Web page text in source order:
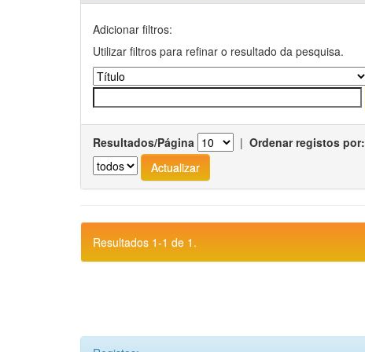
Adicionar filtros:
Utilizar filtros para refinar o resultado da pesquisa.
Resultados/Página | Ordenar registos por:
Resultados 1-1 de 1.